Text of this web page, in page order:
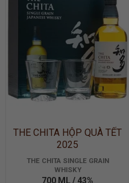
WISHLIST
THE CHITA HỘP QUÀ TẾT
2025
THE CHITA SINGLE GRAIN
WHISKY
700 ML / 43%